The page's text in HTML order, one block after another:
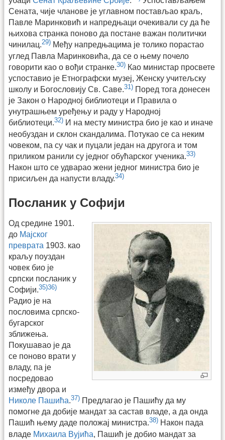
Сената, чије чланове је углавном постављао краљ,
Павле Маринковић и напредњаци очекивали су да ће
њихова странка поново да постане важан политички
чинилац.29) Међу напредњацима је толико порастао
углед Павла Маринковића, да се о њему почело
говорити као о вођи странке.30) Као министар просвете
успоставио је Етнографски музеј, Женску учитељску
школу и Богословију Св. Саве.31) Поред тога донесен
је Закон о Народној библиотеци и Правила о
унутрашњем уређењу и раду у Народној
библиотеци.32) И на месту министра био је као и иначе
необуздан и склон скандалима. Потукао се са неким
човеком, па су чак и пуцали један на другога и том
приликом ранили су једног обућарског ученика.33)
Након што се удварао жени једног министра био је
присиљен да напусти владу.34)
Посланик у Софији
Од средине 1901.
до Мајског
преврата 1903. као
краљу поуздан
човек био је
српски посланик у
Софији.35)36)
Радио је на
пословима српско-
бугарског
зближења.
Покушавао је да
се поново врати у
владу, па је
посредовао
између двора и
Николе Пашића.37) Предлагао је Пашићу да му
помогне да добије мандат за састав владе, а да онда
Пашић њему даде положај министра.38) Након пада
владе Михаила Вујића, Пашић је добио мандат за